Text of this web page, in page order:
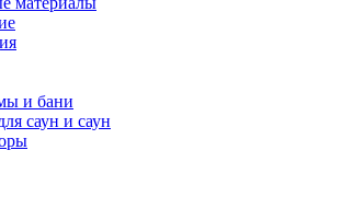
и бани
саун и саун